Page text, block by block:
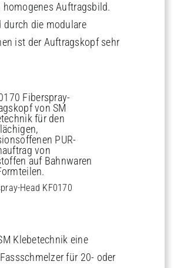
Auftragsbild.
durch die modulare
ist der Auftragskopf sehr
Head KF0170
Klebetechnik eine
für 20- oder